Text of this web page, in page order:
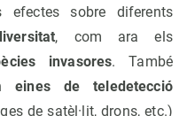
sobre diferents
, com ara els
invasores. També
eines de teledetecció
de satèl·lit, drons, etc.)